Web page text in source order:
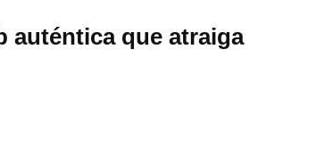
auténtica que atraiga